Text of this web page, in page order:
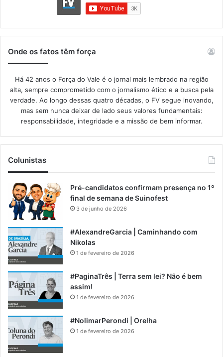
Onde os fatos têm força
Há 42 anos o Força do Vale é o jornal mais lembrado na região
alta, sempre comprometido com o jornalismo ético e a busca pela
verdade. Ao longo dessas quatro décadas, o FV segue inovando,
mas sem nunca deixar de lado seus valores fundamentais:
responsabilidade, integridade e a missão de bem informar.​
Colunistas
Pré-candidatos confirmam presença no 1º
final de semana de Suinofest
3 de junho de 2026
#AlexandreGarcia | Caminhando com
Nikolas
1 de fevereiro de 2026
#PaginaTrês | Terra sem lei? Não é bem
assim!
1 de fevereiro de 2026
#NolimarPerondi | Orelha
1 de fevereiro de 2026